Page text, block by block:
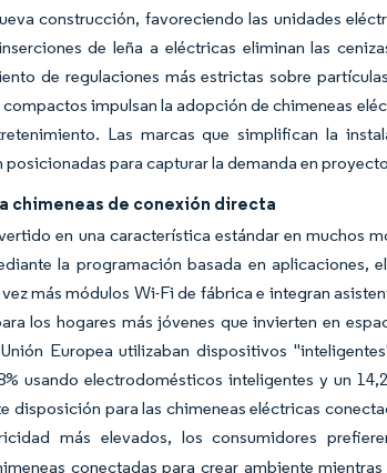
construcción, favoreciendo las unidades
de leña a eléctricas eliminan las
de regulaciones más estrictas sobre
impulsan la adopción de chimeneas
Las marcas que simplifican la
para capturar la demanda en
chimeneas de conexión directa
en una característica estándar en muchos
la programación basada en aplicaciones,
más módulos Wi-Fi de fábrica e integran
los hogares más jóvenes que invierten en
Europea utilizaban dispositivos
usando electrodomésticos inteligentes y un
disposición para las chimeneas eléctricas
más elevados, los consumidores
conectadas para crear ambiente